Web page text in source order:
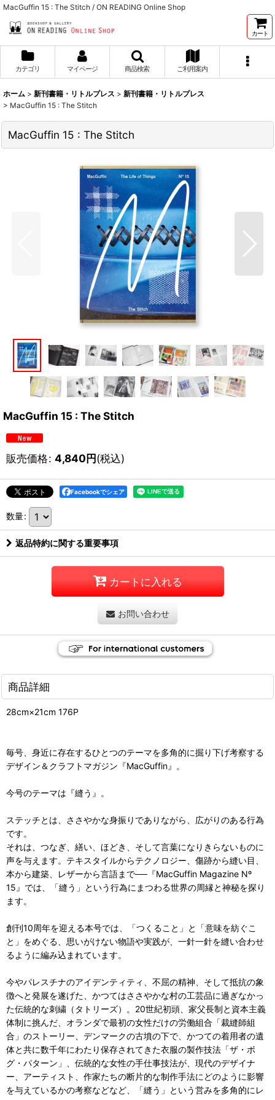
MacGuffin 15 : The Stitch / ON READING Online Shop
カート
カテゴリ マイページ 商品検索 ご利用案内
ホーム > 新刊書籍・リトルプレス > 新刊書籍・リトルプレス
> MacGuffin 15 : The Stitch
MacGuffin 15 : The Stitch
MacGuffin 15 : The Stitch
販売価格: 4,840円(税込)
Facebookでシェア
数量:
返品特約に関する重要事項
カートに入れる
お問い合わせ
商品詳細
28cm×21cm 176P
毎号、身近に存在するひとつのテーマを多角的に掘り下げ考察する
デザイン＆クラフトマガジン『MacGuffin』。
今号のテーマは『縫う』。
ステッチとは、ささやかな身振りでありながら、広がりのある行為
です。
それは、つなぎ、繕い、ほどき、そして言葉になりきらないものに
声を与えます。テキスタイルからテクノロジー、傷跡から縫い目、
本から建築、レザーから言語まで──『MacGuffin Magazine Nº
15』では、「縫う」という行為にまつわる世界の周縁と神秘を探り
ます。
創刊10周年を迎える本号では、「つくること」と「意味を紡ぐこ
と」をめぐる、思いがけない物語や実践が、一針一針を縫い合わせ
るように編み込まれています。
今やパレスチナのアイデンティティ、不屈の精神、そして抵抗の象
徴へと発展を遂げた、かつてはささやかな村の工芸品に過ぎなかっ
た伝統的な刺繍（タトリーズ）。20世紀初頭、家父長制と資本主義
体制に挑んだ、オランダで最初の女性だけの労働組合「裁縫師組
合」のストーリー、デンマークの古墳の下で、かつての着用者の遺
体と共に数千年にわたり保存されてきた衣服の製作技法「ザ・ボ
グ・パターン」、伝統的な女性の手仕事技法が、現代のデザイナ
ー、アーティスト、作家たちの断片的な制作手法にどのように影響
を与えているかの考察などなど、「縫う」という営みを多角的にレ